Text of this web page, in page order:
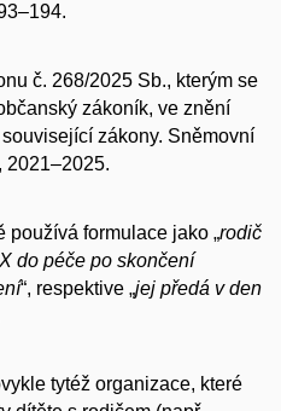
č. 268/2025 Sb., kterým se
zákoník, ve znění
zákony. Sněmovní
2021–2025.
používá formulace jako „rodič
do péče po skončení
“, respektive „jej předá v den
tytéž organizace, které